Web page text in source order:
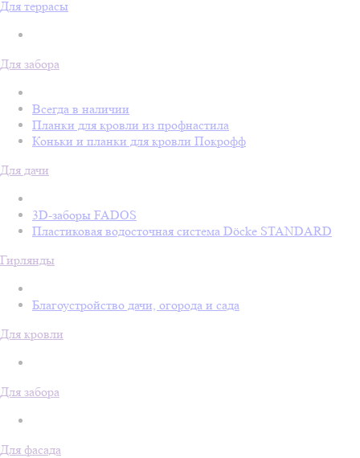
Для террасы
Для забора
Всегда в наличии
Планки для кровли из профнастила
Коньки и планки для кровли Покрофф
Для дачи
3D-заборы FADOS
Пластиковая водосточная система Döcke STANDARD
Гирлянды
Благоустройство дачи, огорода и сада
Для кровли
Для забора
Для фасада